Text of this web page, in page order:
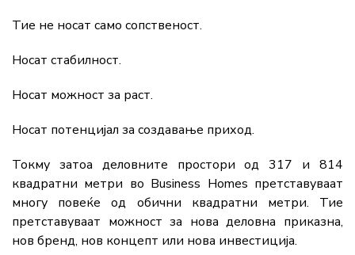
Тие не носат само сопственост.
Носат стабилност.
Носат можност за раст.
Носат потенцијал за создавање приход.
Токму затоа деловните простори од 317 и 814
квадратни метри во Business Homes претставуваат
многу повеќе од обични квадратни метри. Тие
претставуваат можност за нова деловна приказна,
нов бренд, нов концепт или нова инвестиција.